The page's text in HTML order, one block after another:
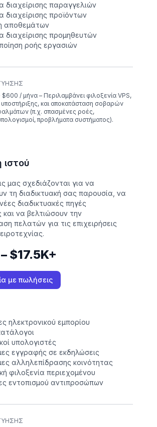
διαχείρισης παραγγελιών
διαχείρισης προϊόντων
αποθεμάτων
διαχείρισης προμηθευτών
ροής εργασιών
/ μήνα – Περιλαμβάνει φιλοξενία VPS,
υποστήριξης, και αποκατάσταση σοβαρών
(π.χ. σπασμένες ροές,
προβλήματα συστήματος).
μας σχεδιάζονται για να
τη διαδικτυακή σας παρουσία, να
διαδικτυακές πηγές
και να βελτιώσουν την
πελατών για τις επιχειρήσεις
$17.5K+
με πωλήσεις
ηλεκτρονικού εμπορίου
υπολογιστές
εγγραφής σε εκδηλώσεις
αλληλεπίδρασης κοινότητας
φιλοξενία περιεχομένου
εντοπισμού αντιπροσώπων